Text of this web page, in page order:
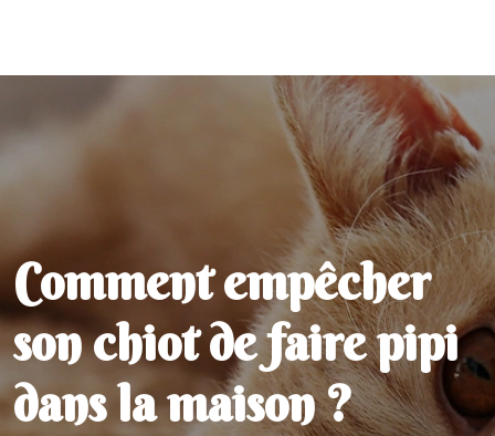
Comment empêcher
son chiot de faire pipi
dans la maison ?